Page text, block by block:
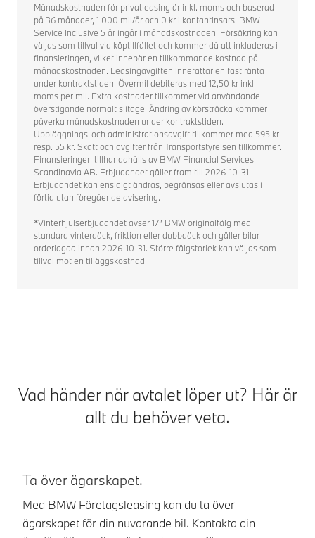
Månadskostnaden för privatleasing är inkl. moms och baserad
på 36 månader, 1 000 mil/år och 0 kr i kontantinsats. BMW
Service Inclusive 5 år ingår i månadskostnaden. Försäkring kan
väljas som tillval vid köptillfället och kommer då att inkluderas i
finansieringen, vilket innebär en tillkommande kostnad på
månadskostnaden. Leasingavgiften innefattar en fast ränta
under kontraktstiden. Övermil debiteras med 12,50 kr inkl.
moms per mil. Extra kostnader tillkommer vid användande
överstigande normalt slitage. Ändring av körsträcka kommer
påverka månadskostnaden under kontraktstiden.
Uppläggnings-och administrationsavgift tillkommer med 595 kr
resp. 55 kr. Skatt och avgifter från Transportstyrelsen tillkommer.
Finansieringen tillhandahålls av BMW Financial Services
Scandinavia AB. Erbjudandet gäller fram till 2026-10-31.
Erbjudandet kan ensidigt ändras, begränsas eller avslutas i
förtid utan föregående avisering.
*Vinterhjulserbjudandet avser 17” BMW originalfälg med
standard vinterdäck, friktion eller dubbdäck och gäller bilar
orderlagda innan 2026-10-31. Större fälgstorlek kan väljas som
tillval mot en tilläggskostnad.
Vad händer när avtalet löper ut? Här är
allt du behöver veta.
Ta över ägarskapet.
Med BMW Företagsleasing kan du ta över
ägarskapet för din nuvarande bil. Kontakta din